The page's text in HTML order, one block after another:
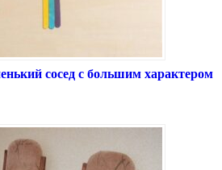
сосед с большим характером